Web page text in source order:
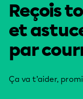
Reçois
et
par
Ça va t’aider,